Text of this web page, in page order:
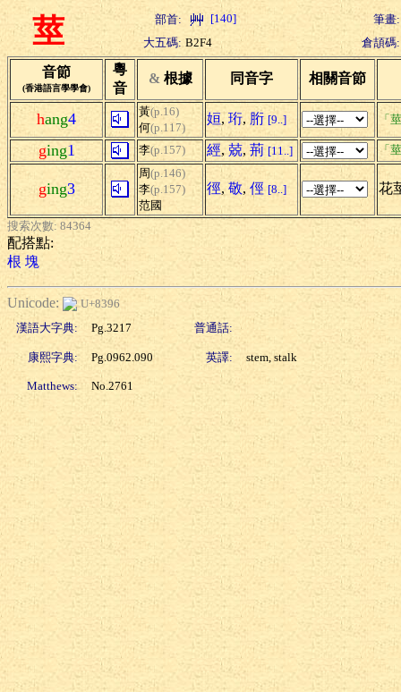
莖 部首: [140]
筆畫:
大五碼: B2F4 倉頡碼:
音節
(香港語言學學會)
粵
音
& 根據 同音字 相關音節
hang4 黃(p.16)
何(p.117)
姮, 珩, 胻 [9..] 「
ging1 李(p.157) 經, 兢, 荊 [11..] 「
ging3
周(p.146)
李(p.157)
范國
徑, 敬, 俓 [8..] 花
搜索次數: 84364
配搭點:
根 塊
Unicode:
U+8396
漢語大字典:
Pg.3217 普通話:
康熙字典: Pg.0962.090 英譯: stem, stalk
Matthews: No.2761